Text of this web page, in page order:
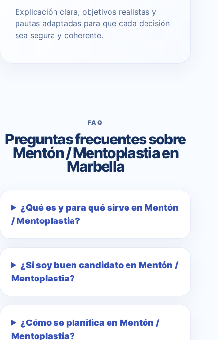
Explicación clara, objetivos realistas y
pautas adaptadas para que cada decisión
sea segura y coherente.
FAQ
Preguntas frecuentes sobre
Mentón / Mentoplastia en
Marbella
¿Qué es y para qué sirve en Mentón
/ Mentoplastia?
¿Si soy buen candidato en Mentón /
Mentoplastia?
¿Cómo se planifica en Mentón /
Mentoplastia?